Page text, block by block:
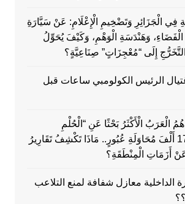
فِي الْجَزَائِرِ وَتَضْخِيمِ الْإِعْلَامِ: عَنْ سَيَّارَةِ
الْفَضَاءِ، وَهَنْدَسَةِ الْوَهْمِ، وَكَيْفَ يُحَوِّلُ
التَّخَرُّجِ إِلَى “مُعْجِزَاتٍ” صِنَاعِيَّةٍ؟
الرئيس الكولومبي ساعات قبل
الْعَرَبُ الْأَكْثَرُ بَحْثًا عَنِ “الْحُلْمِ
الْأُورُوبِيِّ”؟… 178 أَلْفَ مُحَاوَلَةِ عُبُورٍ.. مَاذَا تَكْشِفُ تَقَارِيرُ
عَنْ أَزَمَاتِ الْمِنْطَقَةِ؟
الداخلية معازل شفافة لمنع التلاعب